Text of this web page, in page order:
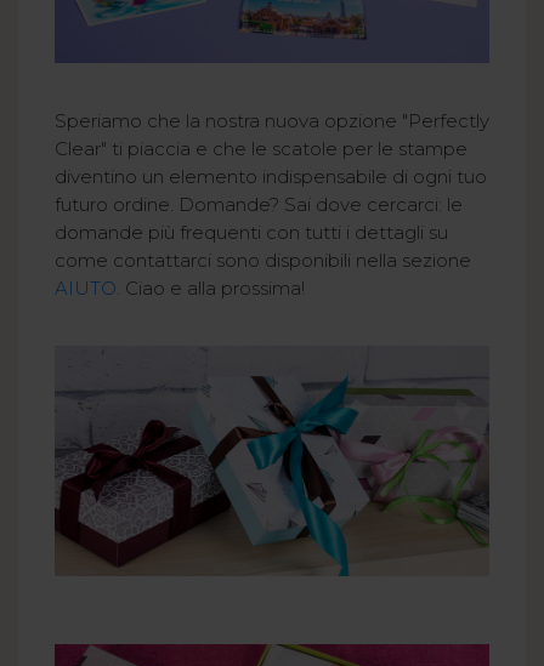
Speriamo che la nostra nuova opzione "Perfectly
Clear" ti piaccia e che le scatole per le stampe
diventino un elemento indispensabile di ogni tuo
futuro ordine. Domande? Sai dove cercarci: le
domande più frequenti con tutti i dettagli su
come contattarci sono disponibili nella sezione
AIUTO. Ciao e alla prossima!